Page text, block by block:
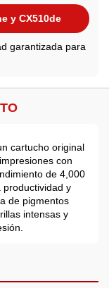
y CX510de
garantizada para
cartucho original
con
de 4,000
productividad y
de pigmentos
intensas y